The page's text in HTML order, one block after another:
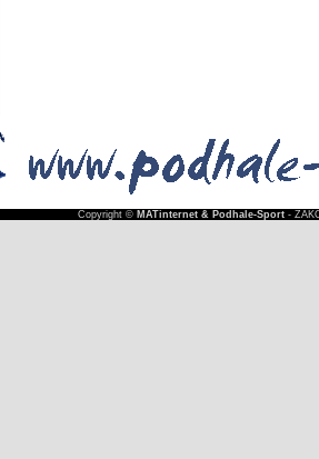
Copyright © MATinternet & Podhale-Sport-